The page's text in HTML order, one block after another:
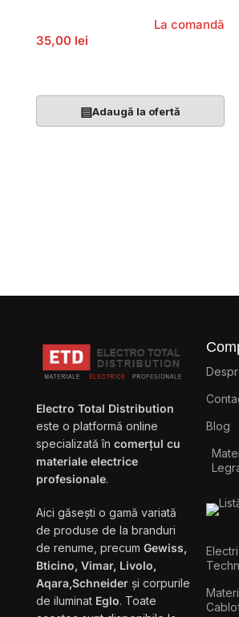
35,00 lei
La comandă
▤Adaugă la ofertă
Electro Total Distribution
este o platformă online
specializată în comerțul cu
materiale electrice
profesionale.
Aici găsești o gamă variată
de produse de la branduri
de renume, precum Gewiss,
Bticino, Vimar, Livolo,
Aqara,Schneider și corpurile
de iluminat Eglo. Toate
Blog